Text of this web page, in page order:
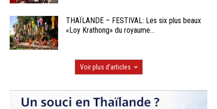
THAÏLANDE – FESTIVAL: Les six plus beaux
«Loy Krathong» du royaume...
Voir plus d'articles